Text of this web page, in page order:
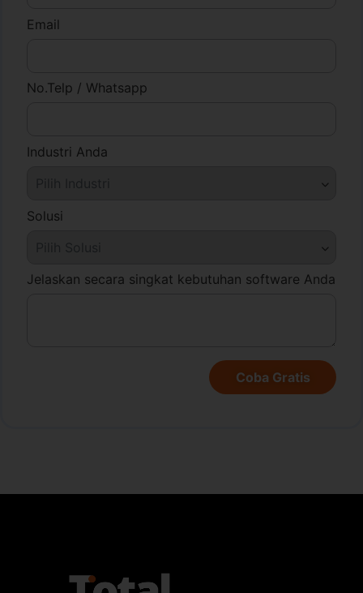
Email
No.Telp / Whatsapp
Industri Anda
Solusi
Jelaskan secara singkat kebutuhan software Anda
Coba Gratis